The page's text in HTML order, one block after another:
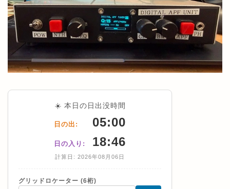
☀️ 本日の日出没時間
日の出: 05:00
日の入り: 18:46
計算日: 2026年08月06日
グリッドロケーター (6桁)